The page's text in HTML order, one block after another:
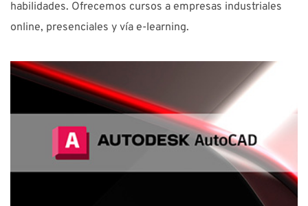
habilidades. Ofrecemos cursos a empresas industriales
online, presenciales y vía e-learning.